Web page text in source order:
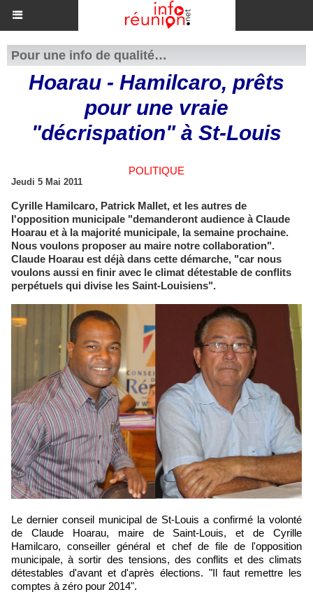
Pour une info de qualité…
Hoarau - Hamilcaro, prêts
pour une vraie
"décrispation" à St-Louis
POLITIQUE
Jeudi 5 Mai 2011
Cyrille Hamilcaro, Patrick Mallet, et les autres de
l'opposition municipale "demanderont audience à Claude
Hoarau et à la majorité municipale, la semaine prochaine.
Nous voulons proposer au maire notre collaboration".
Claude Hoarau est déjà dans cette démarche, "car nous
voulons aussi en finir avec le climat détestable de conflits
perpétuels qui divise les Saint-Louisiens".
Le dernier conseil municipal de St-Louis a confirmé la volonté
de Claude Hoarau, maire de Saint-Louis, et de Cyrille
Hamilcaro, conseiller général et chef de file de l'opposition
municipale, à sortir des tensions, des conflits et des climats
détestables d'avant et d'après élections. "Il faut remettre les
comptes à zéro pour 2014".